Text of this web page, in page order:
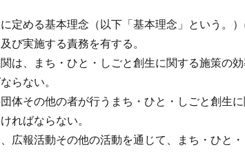
に定める基本理念（以下「基本理念」という。
び実施する責務を有する。
は、まち・ひと・しごと創生に関する施策の
らない。
体その他の者が行うまち・ひと・しごと創生
ればならない。
広報活動その他の活動を通じて、まち・ひと